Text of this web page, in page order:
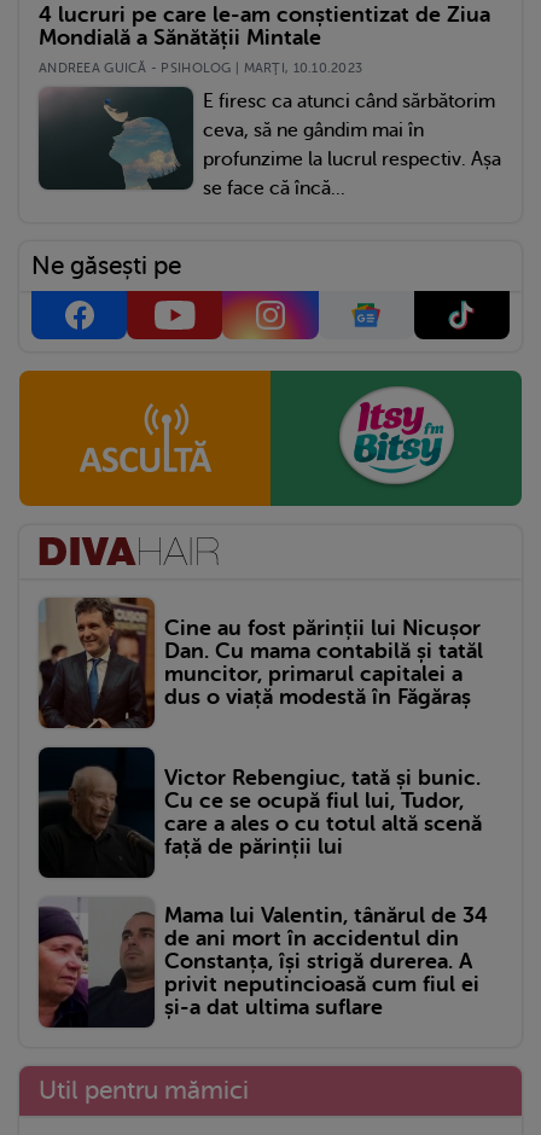
4 lucruri pe care le-am conștientizat de Ziua
Mondială a Sănătății Mintale
ANDREEA GUICĂ - PSIHOLOG | MARŢI, 10.10.2023
E firesc ca atunci când sărbătorim
ceva, să ne gândim mai în
profunzime la lucrul respectiv. Așa
se face că încă...
Ne găsești pe
Cine au fost părinții lui Nicușor
Dan. Cu mama contabilă și tatăl
muncitor, primarul capitalei a
dus o viață modestă în Făgăraș
Victor Rebengiuc, tată și bunic.
Cu ce se ocupă fiul lui, Tudor,
care a ales o cu totul altă scenă
față de părinții lui
Mama lui Valentin, tânărul de 34
de ani mort în accidentul din
Constanța, își strigă durerea. A
privit neputincioasă cum fiul ei
și-a dat ultima suflare
Util pentru mămici